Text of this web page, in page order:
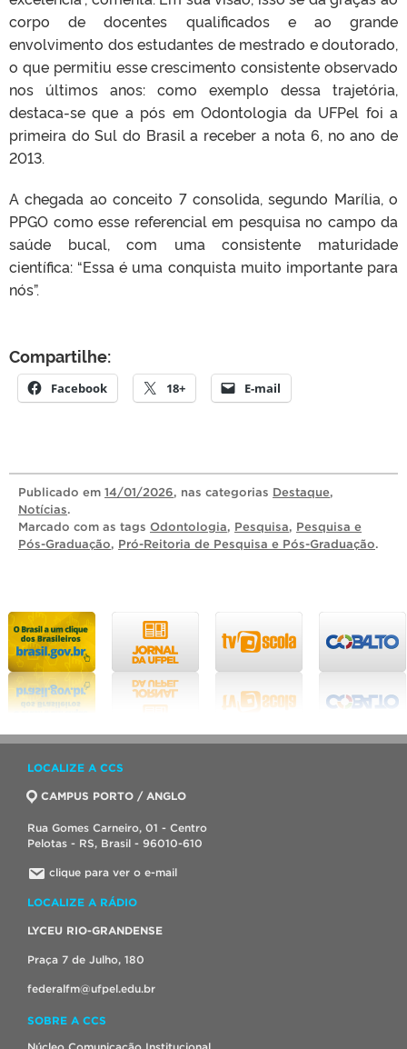
corpo de docentes qualificados e ao grande
envolvimento dos estudantes de mestrado e doutorado,
o que permitiu esse crescimento consistente observado
nos últimos anos: como exemplo dessa trajetória,
destaca-se que a pós em Odontologia da UFPel foi a
primeira do Sul do Brasil a receber a nota 6, no ano de
2013.
A chegada ao conceito 7 consolida, segundo Marília, o
PPGO como esse referencial em pesquisa no campo da
saúde bucal, com uma consistente maturidade
científica: “Essa é uma conquista muito importante para
nós”.
Compartilhe:
Facebook 18+ E-mail
Publicado em 14/01/2026, nas categorias Destaque,
Notícias.
Marcado com as tags Odontologia, Pesquisa, Pesquisa e
Pós-Graduação, Pró-Reitoria de Pesquisa e Pós-Graduação.
LOCALIZE A CCS
CAMPUS PORTO / ANGLO
Rua Gomes Carneiro, 01 - Centro
Pelotas - RS, Brasil - 96010-610
clique para ver o e-mail
LOCALIZE A RÁDIO
LYCEU RIO-GRANDENSE
Praça 7 de Julho, 180
federalfm@ufpel.edu.br
SOBRE A CCS